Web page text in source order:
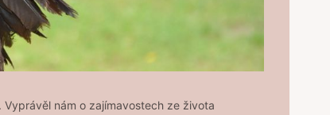
Vyprávěl nám o zajímavostech ze života